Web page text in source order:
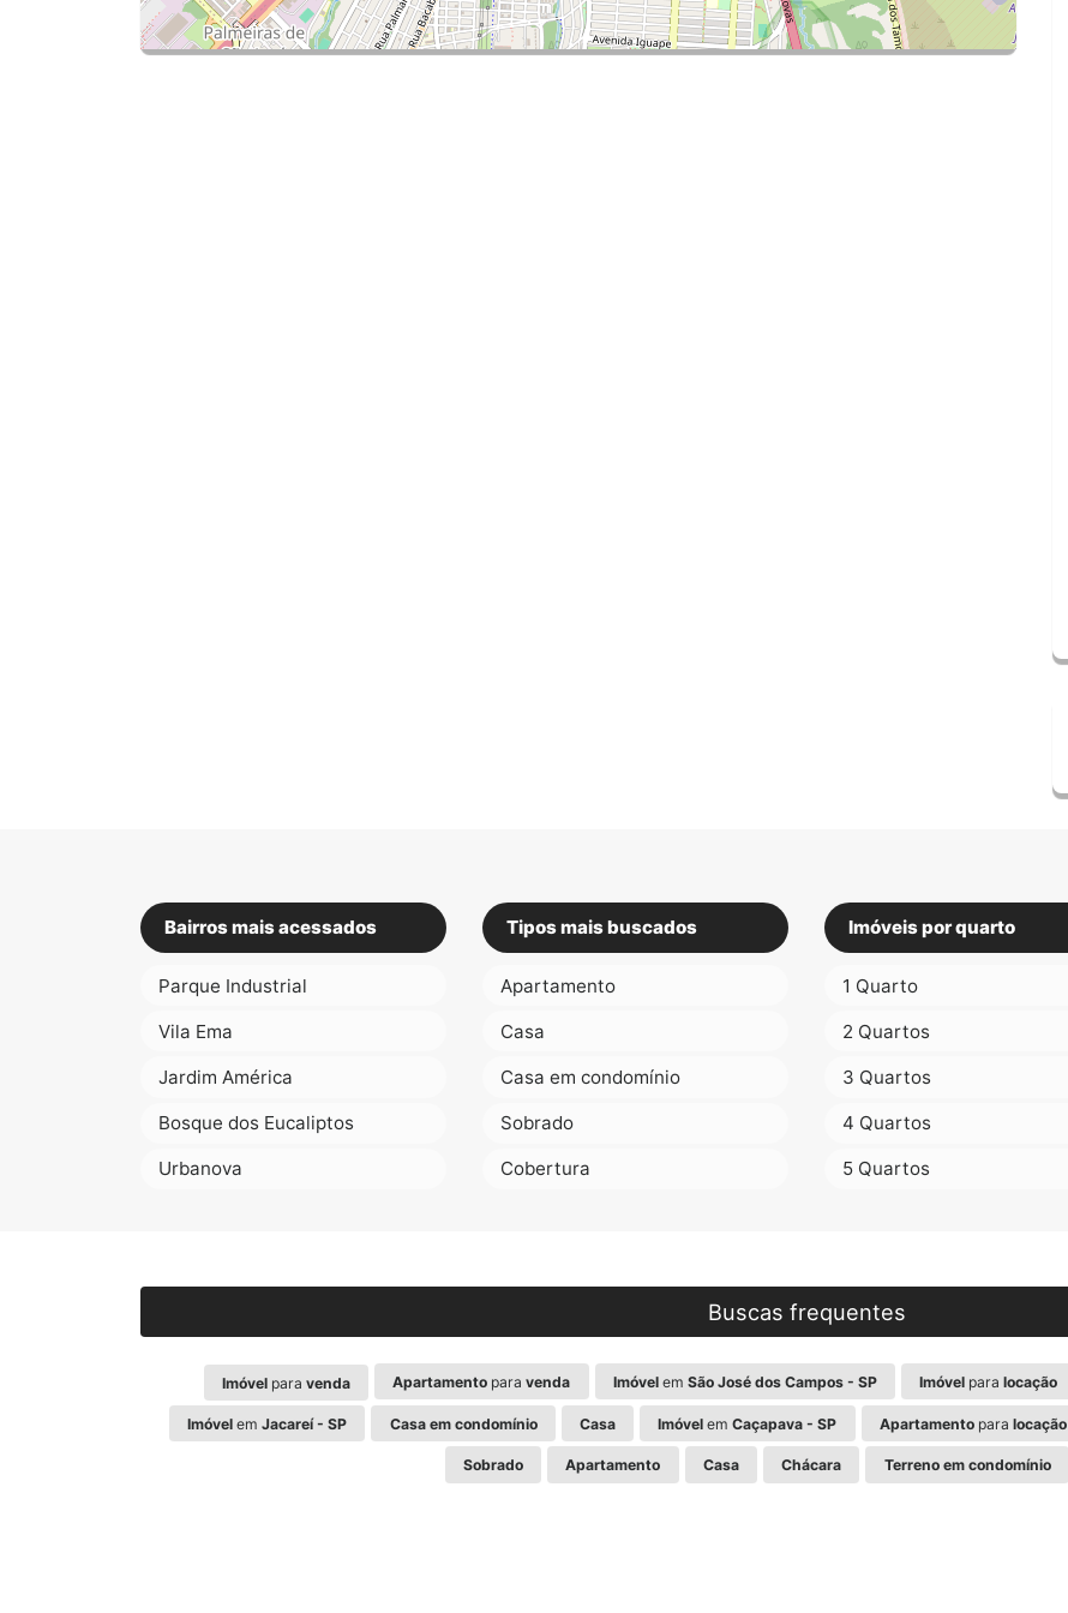
Bairros mais acessados
Parque Industrial
Vila Ema
Jardim América
Bosque dos Eucaliptos
Urbanova
Tipos mais buscados
Apartamento
Casa
Casa em condomínio
Sobrado
Cobertura
Imóveis por quarto
1 Quarto
2 Quartos
3 Quartos
4 Quartos
5 Quartos
Buscas frequentes
Imóvel paravenda Apartamento paravenda Imóvelem São José dos Campos - SP Imóvel paralocação
Imóvel emJacareí - SP Casa em condomínio Casa Imóvel emCaçapava - SP Apartamentopara locação
Sobrado Apartamento Casa Chácara Terreno em condomínio